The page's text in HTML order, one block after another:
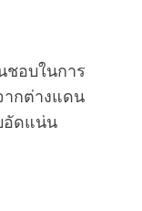
ชอบในการ
ากต่างแดน
อัดแน่น